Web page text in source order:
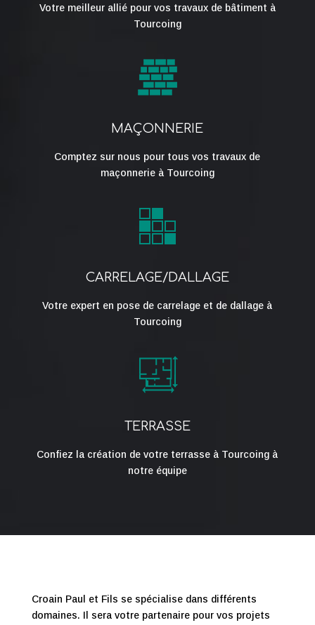
Votre meilleur allié pour vos travaux de bâtiment à
Tourcoing
MAÇONNERIE
Comptez sur nous pour tous vos travaux de
maçonnerie à Tourcoing
CARRELAGE/DALLAGE
Votre expert en pose de carrelage et de dallage à
Tourcoing
TERRASSE
Confiez la création de votre terrasse à Tourcoing à
notre équipe
Croain Paul et Fils se spécialise dans différents
domaines. Il sera votre partenaire pour vos projets